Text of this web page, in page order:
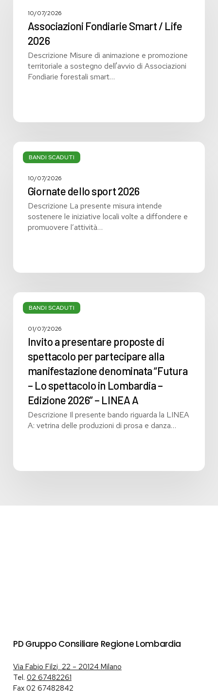
2026
10/07/2026
Associazioni Fondiarie Smart / Life
2026
Descrizione Misure di animazione e promozione
territoriale a sostegno dell'avvio di Associazioni
Fondiarie forestali smart…
BANDI SCADUTI
Giornate
dello
202610/07/2026
Giornate dello sport 2026
Descrizione La presente misura intende
sostenere le iniziative locali volte a diffondere e
promuovere l’attività…
BANDI SCADUTI
Invito
proposte
partecipare
manifestazione
denominata
“Futura
Lombardia
01/07/2026
Invito a presentare proposte di
spettacolo per partecipare alla
manifestazione denominata “Futura
– Lo spettacolo in Lombardia –
Edizione 2026” – LINEA A
Descrizione Il presente bando riguarda la LINEA
A: vetrina delle produzioni di prosa e danza…
PD Gruppo Consiliare Regione Lombardia
Via Fabio Filzi, 22 – 20124 Milano
Tel. 02 67482261
Fax 02 67482842